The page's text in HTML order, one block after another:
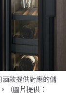
酒款提供對應的儲
（圖片提供：